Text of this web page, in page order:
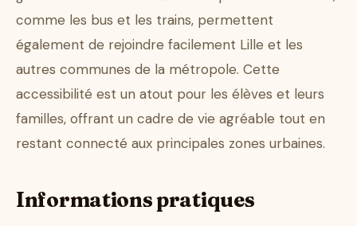
comme les bus et les trains, permettent
également de rejoindre facilement Lille et les
autres communes de la métropole. Cette
accessibilité est un atout pour les élèves et leurs
familles, offrant un cadre de vie agréable tout en
restant connecté aux principales zones urbaines.
Informations pratiques